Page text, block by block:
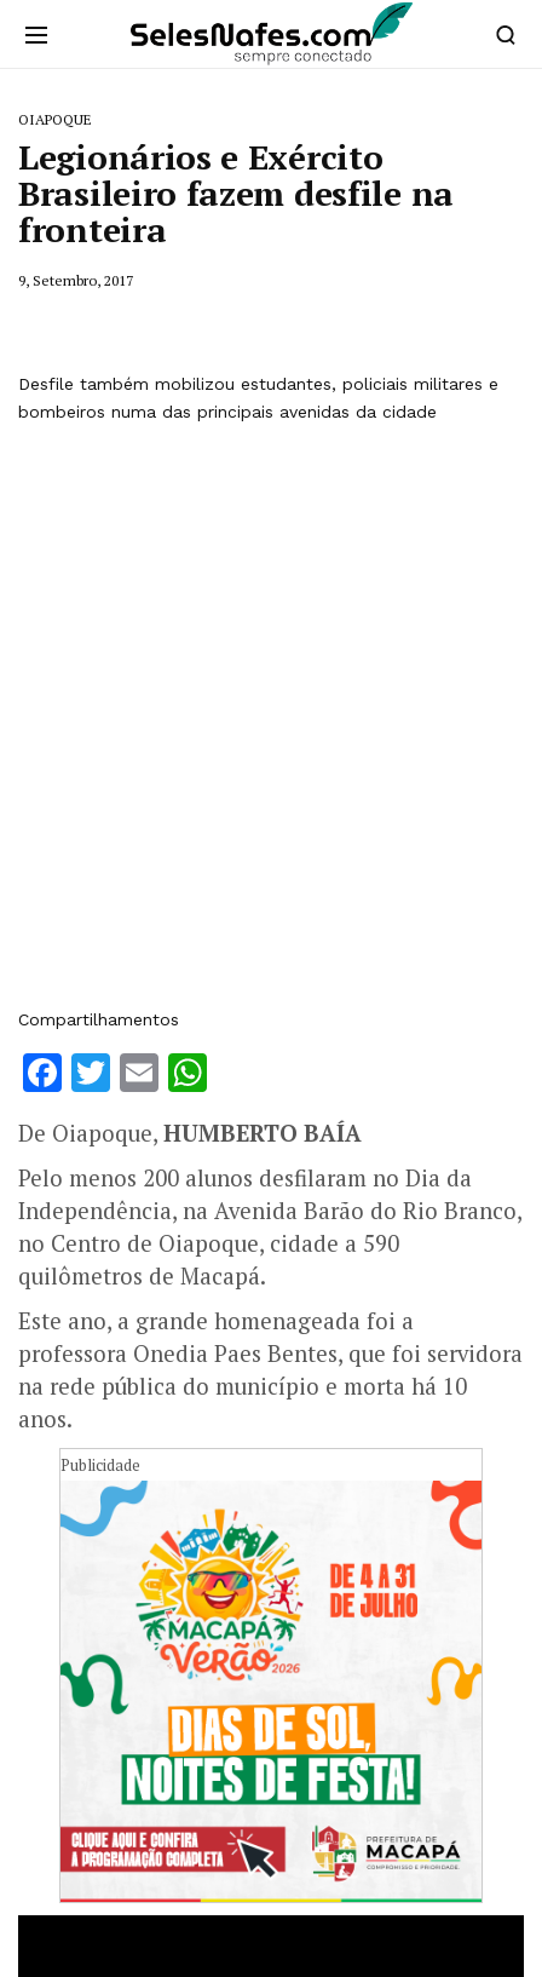
OIAPOQUE
Legionários e Exército
Brasileiro fazem desfile na
fronteira
9, Setembro, 2017
Desfile também mobilizou estudantes, policiais militares e
bombeiros numa das principais avenidas da cidade
Compartilhamentos
Facebook
Twitter
Email
De Oiapoque, HUMBERTO BAÍA
Pelo menos 200 alunos desfilaram no Dia da
Independência, na Avenida Barão do Rio Branco,
no Centro de Oiapoque, cidade a 590
quilômetros de Macapá.
Este ano, a grande homenageada foi a
professora Onedia Paes Bentes, que foi servidora
na rede pública do município e morta há 10
anos.
Publicidade